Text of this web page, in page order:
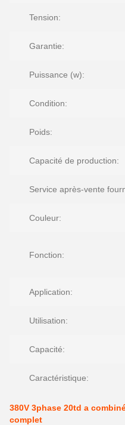
Tension:
Garantie:
Puissance (w):
Condition:
Poids:
Capacité de production:
Service après-vente
Couleur:
Fonction:
Application:
Utilisation:
Capacité:
Caractéristique:
380V 3phase 20td a
complet